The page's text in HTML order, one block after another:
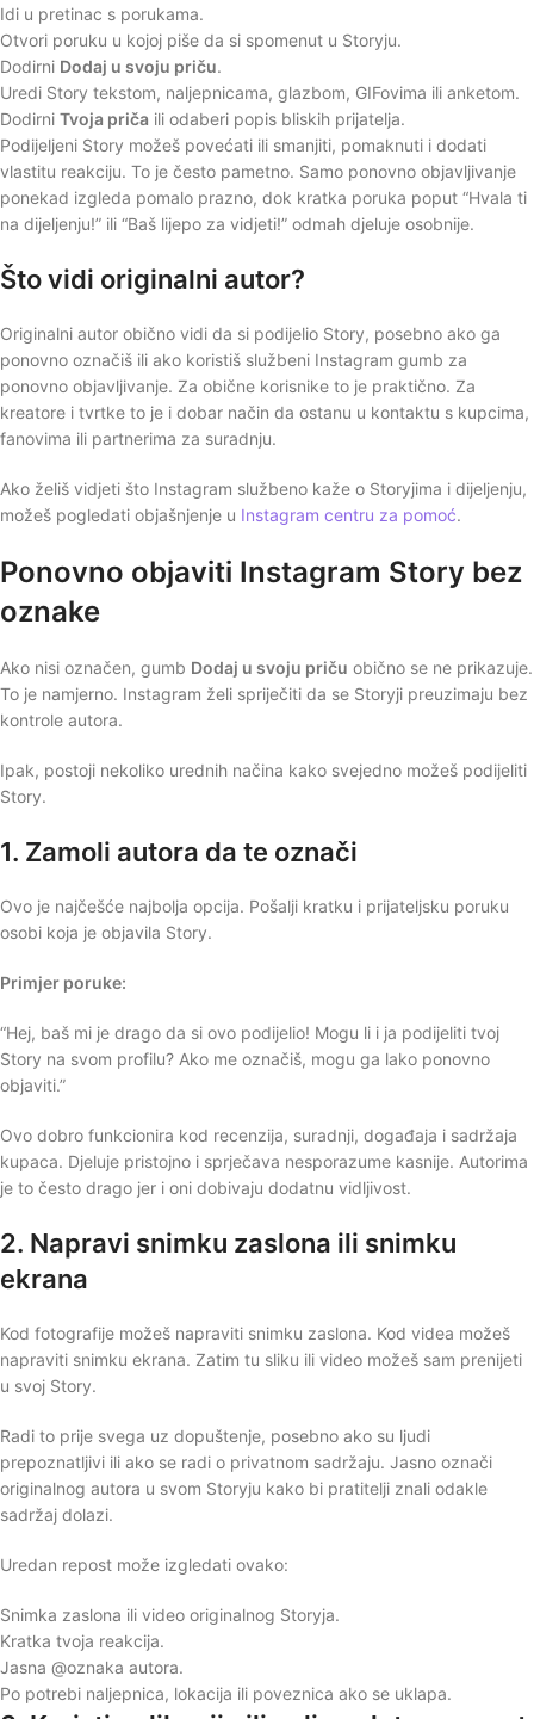
Idi u pretinac s porukama.
Otvori poruku u kojoj piše da si spomenut u Storyju.
Dodirni Dodaj u svoju priču.
Uredi Story tekstom, naljepnicama, glazbom, GIFovima ili anketom.
Dodirni Tvoja priča ili odaberi popis bliskih prijatelja.
Podijeljeni Story možeš povećati ili smanjiti, pomaknuti i dodati
vlastitu reakciju. To je često pametno. Samo ponovno objavljivanje
ponekad izgleda pomalo prazno, dok kratka poruka poput “Hvala ti
na dijeljenju!” ili “Baš lijepo za vidjeti!” odmah djeluje osobnije.
Što vidi originalni autor?
Originalni autor obično vidi da si podijelio Story, posebno ako ga
ponovno označiš ili ako koristiš službeni Instagram gumb za
ponovno objavljivanje. Za obične korisnike to je praktično. Za
kreatore i tvrtke to je i dobar način da ostanu u kontaktu s kupcima,
fanovima ili partnerima za suradnju.
Ako želiš vidjeti što Instagram službeno kaže o Storyjima i dijeljenju,
možeš pogledati objašnjenje u Instagram centru za pomoć.
Ponovno objaviti Instagram Story bez
oznake
Ako nisi označen, gumb Dodaj u svoju priču obično se ne prikazuje.
To je namjerno. Instagram želi spriječiti da se Storyji preuzimaju bez
kontrole autora.
Ipak, postoji nekoliko urednih načina kako svejedno možeš podijeliti
Story.
1. Zamoli autora da te označi
Ovo je najčešće najbolja opcija. Pošalji kratku i prijateljsku poruku
osobi koja je objavila Story.
Primjer poruke:
“Hej, baš mi je drago da si ovo podijelio! Mogu li i ja podijeliti tvoj
Story na svom profilu? Ako me označiš, mogu ga lako ponovno
objaviti.”
Ovo dobro funkcionira kod recenzija, suradnji, događaja i sadržaja
kupaca. Djeluje pristojno i sprječava nesporazume kasnije. Autorima
je to često drago jer i oni dobivaju dodatnu vidljivost.
2. Napravi snimku zaslona ili snimku
ekrana
Kod fotografije možeš napraviti snimku zaslona. Kod videa možeš
napraviti snimku ekrana. Zatim tu sliku ili video možeš sam prenijeti
u svoj Story.
Radi to prije svega uz dopuštenje, posebno ako su ljudi
prepoznatljivi ili ako se radi o privatnom sadržaju. Jasno označi
originalnog autora u svom Storyju kako bi pratitelji znali odakle
sadržaj dolazi.
Uredan repost može izgledati ovako:
Snimka zaslona ili video originalnog Storyja.
Kratka tvoja reakcija.
Jasna @oznaka autora.
Po potrebi naljepnica, lokacija ili poveznica ako se uklapa.